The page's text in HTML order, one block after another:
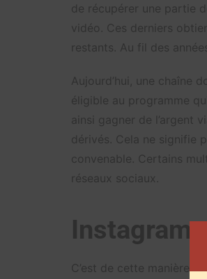
de récupérer une partie
vidéo. Ces derniers
restants. Au fil des
Aujourd’hui, une chaîne
éligible au programme
ainsi gagner de l’argent
dérivés. Cela ne signifie
convenable. Certains
réseaux sociaux.
Instagram
C’est de cette manière